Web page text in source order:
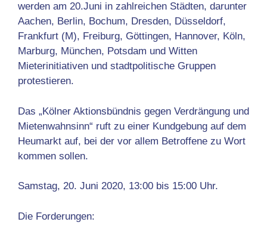
werden am 20.Juni in zahlreichen Städten, darunter
Aachen, Berlin, Bochum, Dresden, Düsseldorf,
Frankfurt (M), Freiburg, Göttingen, Hannover, Köln,
Marburg, München, Potsdam und Witten
Mieterinitiativen und stadtpolitische Gruppen
protestieren.
Das „Kölner Aktionsbündnis gegen Verdrängung und
Mietenwahnsinn“ ruft zu einer Kundgebung auf dem
Heumarkt auf, bei der vor allem Betroffene zu Wort
kommen sollen.
Samstag, 20. Juni 2020, 13:00 bis 15:00 Uhr.
Die Forderungen: